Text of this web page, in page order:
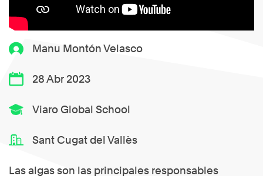
Manu Montón Velasco
28 Abr 2023
Viaro Global School
Sant Cugat del Vallès
Las algas son las principales responsables